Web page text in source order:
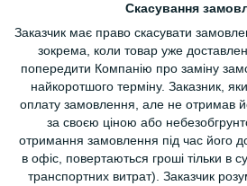
Скасування
Заказчик має право скасувати
зокрема, коли товар уже
попередити Компанію про заміну
найкоротшого терміну. Заказник,
оплату замовлення, але не отримав
за своєю ціною або
отримання замовлення під час його
в офіс, повертаються гроші тільки в
транспортних витрат). Заказчик